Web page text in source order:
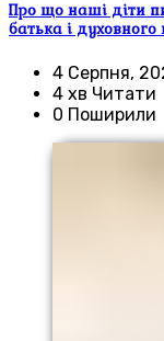
Про що наші діти
батька і
4 Серпня,
4 хв Читати
0 Поширили